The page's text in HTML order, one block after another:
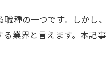
種の一つです。しか
業界と言えます。本